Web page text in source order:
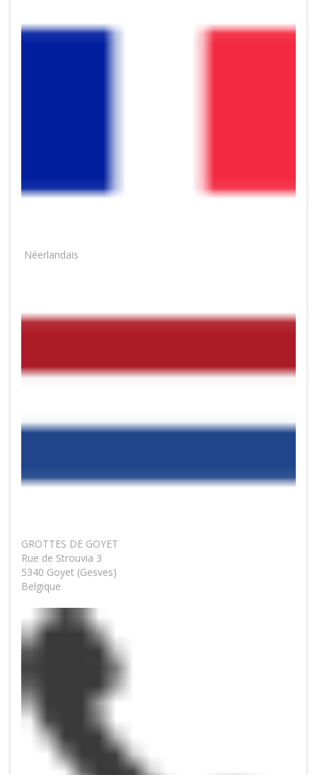
Néerlandais
GROTTES DE GOYET
Rue de Strouvia 3
5340 Goyet (Gesves)
Belgique